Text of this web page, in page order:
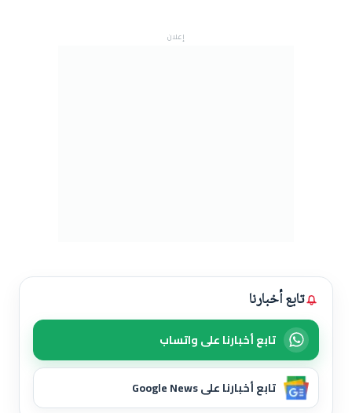
إعلان
تابع أخبارنا
تابع أخبارنا على واتساب
تابع أخبارنا على Google News